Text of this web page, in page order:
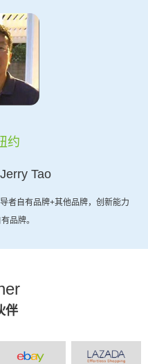
约
Tao
者自有品牌+其他品牌，创新能力
品牌。
伴